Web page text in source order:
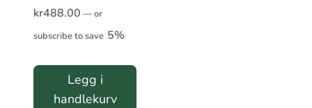
kr488.00 —or
subscribe to save 5%
Legg i
handlekurv